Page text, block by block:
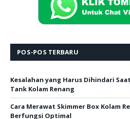
POS-POS TERBARU
Kesalahan yang Harus Dihindari
Tank Kolam Renang
Cara Merawat Skimmer Box Kolam
Berfungsi Optimal